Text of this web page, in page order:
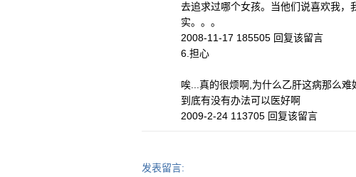
去追求过哪个女孩。当他们说喜欢我
实。。。
2008-11-17 185505 回复该留言
6.担心
唉...真的很烦啊,为什么乙肝这病那么难
到底有没有办法可以医好啊
2009-2-24 113705 回复该留言
发表留言: